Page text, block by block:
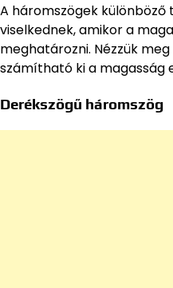
A háromszögek
viselkednek, amikor a
meghatározni. Nézzük
számítható ki a magasság
Derékszögű háromszög